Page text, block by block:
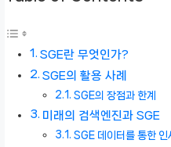
SGE란 무엇인가?
SGE의 활용 사례
SGE의 장점과 한계
미래의 검색엔진과 SGE
SGE 데이터를 통한 인